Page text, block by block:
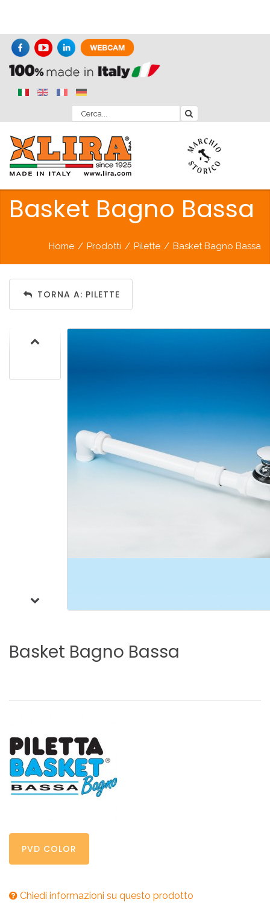
Basket Bagno Bassa
Home / Prodotti / Pilette / Basket Bagno Bassa
TORNA A: PILETTE
Basket Bagno Bassa
PVD COLOR
Chiedi informazioni su questo prodotto